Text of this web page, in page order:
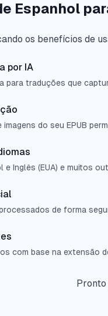
Espanhol
os benefícios de
por IA
para traduções que
do seu EPUB
e Inglês (EUA) e muitos
de forma
com base na extensão